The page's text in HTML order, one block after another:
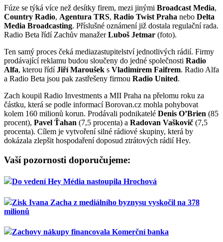
Fúze se týká více než desítky firem, mezi jinými Broadcast Media,
Country Radio, Agentura TRS, Radio Twist Praha nebo Delta
Media Broadcasting. Příslušné oznámení již dostala regulační rada.
Radio Beta řídí Zachův manažerLuboš Jetmar (foto).
Ten samý proces čeká mediazastupitelství jednotlivých rádií. Firmy
prodávající reklamu budou sloučeny do jedné společnosti Radio
Alfa, kterou řídíJiří Maroušek s Vladimírem Faifrem. Radio Alfa
a Radio Beta jsou pak zastřešeny firmou Radio United.
Zach koupil Radio Investments a MII Praha na přelomu roku za
částku, která se podle informací Borovan.cz mohla pohybovat
kolem 160 milionů korun. Prodávali podnikatelé Denis O’Brien (85
procent), Pavel Ťahan (7,5 procenta) a Radovan Vaškovič (7,5
procenta). Cílem je vytvoření silné rádiové skupiny, která by
dokázala zlepšit hospodaření doposud ztrátových rádií Hey.
Vaší pozornosti doporučujeme:
Do vedení Hey Média nastoupila Hrochová
Zisk Ivana Zacha z mediálního byznysu vyskočil na 378
milionů
Zachovy nákupy financovala Komerční banka